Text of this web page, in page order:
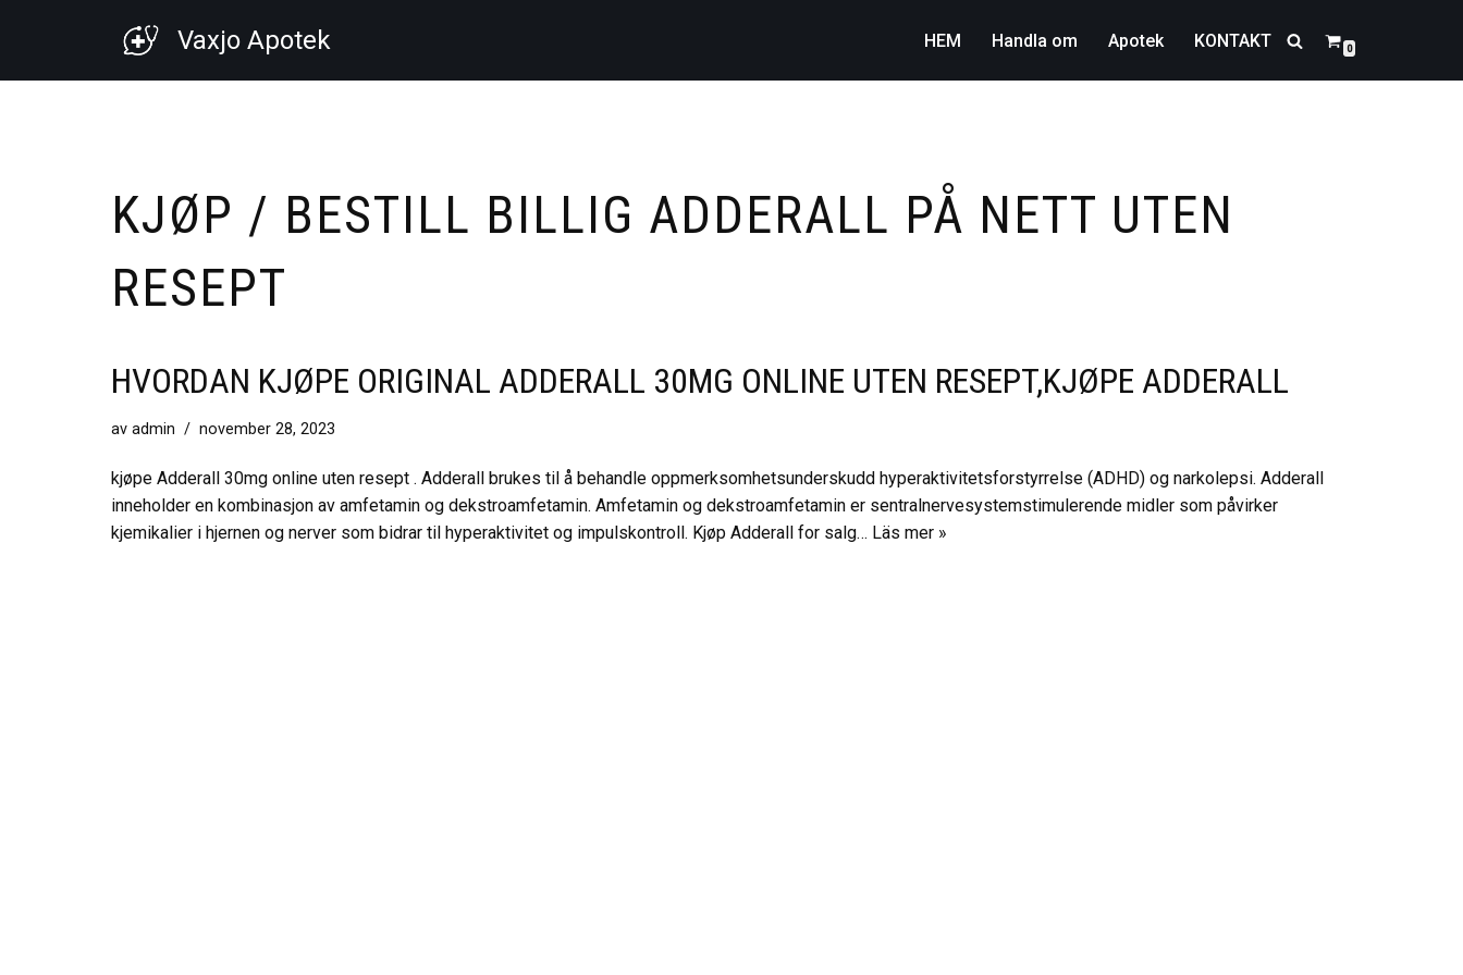
till
Vaxjo Apotek HEM Handla om Apotek KONTAKT 0
KJØP / BESTILL BILLIG ADDERALL PÅ NETT UTEN
RESEPT
HVORDAN KJØPE ORIGINAL ADDERALL 30MG ONLINE UTEN RESEPT,KJØPE ADDERALL
av admin november 28, 2023
kjøpe Adderall 30mg online uten resept . Adderall brukes til å behandle oppmerksomhetsunderskudd hyperaktivitetsforstyrrelse (ADHD) og narkolepsi. Adderall
inneholder en kombinasjon av amfetamin og dekstroamfetamin. Amfetamin og dekstroamfetamin er sentralnervesystemstimulerende midler som påvirker
kjemikalier i hjernen og nerver som bidrar til hyperaktivitet og impulskontroll. Kjøp Adderall for salg… Läs mer »